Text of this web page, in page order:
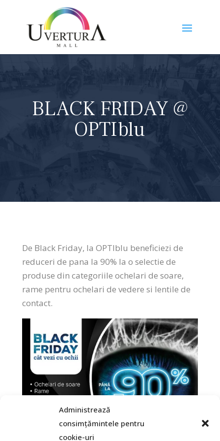
Administrează
consimțămintele pentru
cookie-uri
BLACK FRIDAY @
OPTIblu
De Black Friday, la OPTIblu beneficiezi de
reduceri de pana la 90% la o selectie de
produse din categoriile ochelari de soare,
rame pentru ochelari de vedere si lentile de
contact.